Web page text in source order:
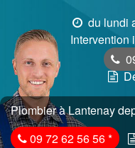
du lundi
Intervention
Plombier à Lantenay
09 72 62 56 56*